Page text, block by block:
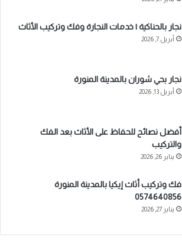
نجار بالحناكية | خدمات النجارة وفك وتركيب الأثاث
أبريل 7, 2026
نجار بحي شوران بالمدينة المنورة
أبريل 13, 2026
أفضل نصائح للحفاظ على الأثاث بعد الفك
والتركيب
يناير 26, 2026
فك وتركيب أثاث إيكيا بالمدينة المنورة
0574640856
يناير 27, 2026